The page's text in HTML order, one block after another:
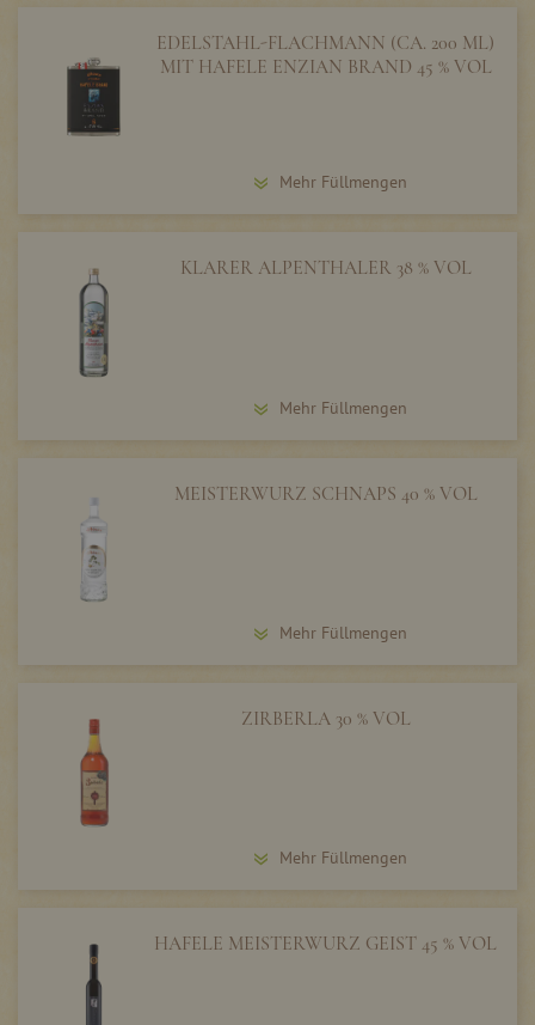
EDELSTAHL-FLACHMANN (CA. 200 ML)
MIT HAFELE ENZIAN BRAND 45 % VOL
Mehr Füllmengen
KLARER ALPENTHALER 38 % VOL
Mehr Füllmengen
MEISTERWURZ SCHNAPS 40 % VOL
Mehr Füllmengen
ZIRBERLA 30 % VOL
Mehr Füllmengen
HAFELE MEISTERWURZ GEIST 45 % VOL